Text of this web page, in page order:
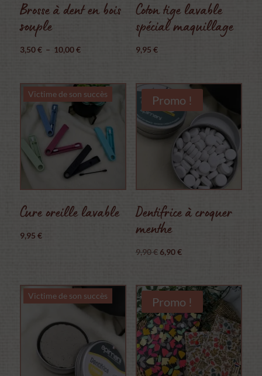
Brosse à dent en bois
souple
3,50€ – 10,00€Plage
3,50 €
10,00 €
Coton tige lavable
spécial maquillage
9,95 €
Victime de son succès
Cure oreille lavable
9,95 €
Promo !
Dentifrice à croquer
menthe
9,90€Le
9,90 €.
6,90€Le
est :
6,90 €.
Victime de son succès Promo !